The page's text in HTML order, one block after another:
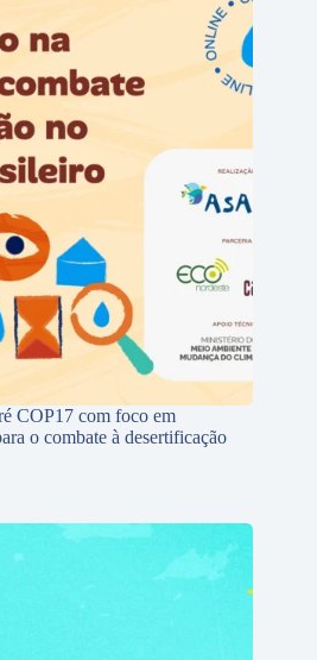
COP17 com foco em
o combate à desertificação